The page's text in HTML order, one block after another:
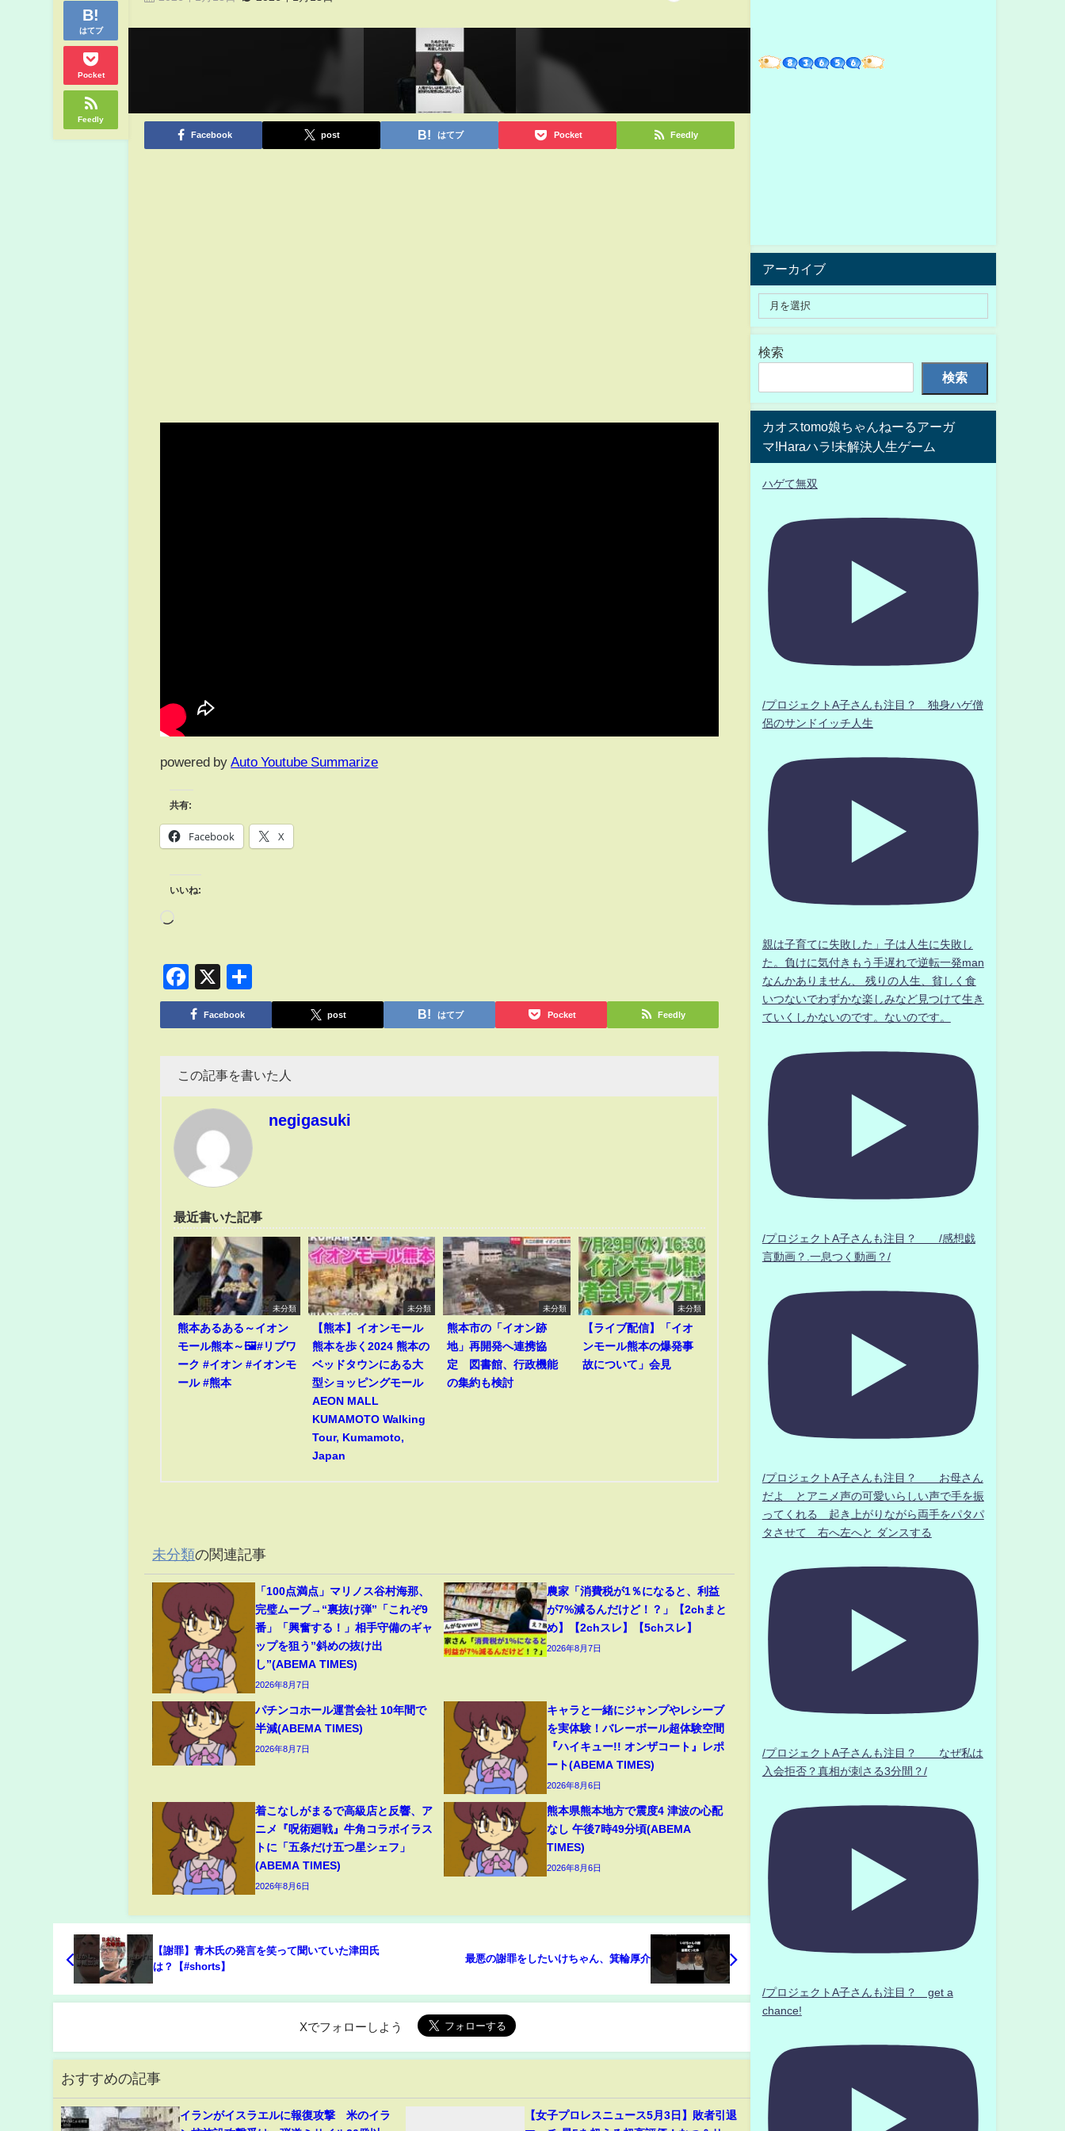
はてブ
Pocket
Feedly
Facebook post はてブ Pocket Feedly
powered by Auto Youtube Summarize
共有:
Facebook X
いいね:
Facebook
X
有
Facebook post はてブ Pocket Feedly
この記事を書いた人
negigasuki
最近書いた記事
未分類
熊本あるある～イオン
モール熊本～🖼️#リブワ
ーク #イオン #イオンモ
ール #熊本
未分類
【熊本】イオンモール
熊本を歩く2024 熊本の
ベッドタウンにある大
型ショッピングモール
AEON MALL
KUMAMOTO Walking
Tour, Kumamoto,
Japan
未分類
熊本市の「イオン跡
地」再開発へ連携協
定 図書館、行政機能
の集約も検討
未分類
【ライブ配信】「イオ
ンモール熊本の爆発事
故について」会見
未分類の関連記事
「100点満点」マリノス谷村海那、
完璧ムーブ→“裏抜け弾”「これぞ9
番」「興奮する！」相手守備のギャ
ップを狙う”斜めの抜け出
し”(ABEMA TIMES)
2026年8月7日
農家「消費税が1％になると、利益
が7%減るんだけど！？」【2chまと
め】【2chスレ】【5chスレ】
2026年8月7日
パチンコホール運営会社 10年間で
半減(ABEMA TIMES)
2026年8月7日
キャラと一緒にジャンプやレシーブ
を実体験！バレーボール超体験空間
『ハイキュー!! オンザコート』レポ
ート(ABEMA TIMES)
2026年8月6日
着こなしがまるで高級店と反響、ア
ニメ『呪術廻戦』牛角コラボイラス
トに「五条だけ五つ星シェフ」
(ABEMA TIMES)
2026年8月6日
熊本県熊本地方で震度4 津波の心配
なし 午後7時49分頃(ABEMA
TIMES)
2026年8月6日
【謝罪】青木氏の発言を笑って聞いていた津田氏
は？【#shorts】
最悪の謝罪をしたいけちゃん、箕輪厚介
Xでフォローしよう
おすすめの記事
イランがイスラエルに報復攻撃 米のイラ
【女子プロレスニュース5月3日】敗者引退
アーカイブ
検索
検索
カオスtomo娘ちゃんねーるアーガ
マ!Haraハラ!未解決人生ゲーム
ハゲて無双
/プロジェクトA子さんも注目？ 独身ハゲ僧
侶のサンドイッチ人生
親は子育てに失敗した」子は人生に失敗し
た。負けに気付きもう手遅れで逆転一発man
なんかありません、 残りの人生、貧しく食
いつないでわずかな楽しみなど見つけて生き
ていくしかないのです。ないのです。
/プロジェクトA子さんも注目？ /感想戯
言動画？.一息つく動画？/
/プロジェクトA子さんも注目？ お母さん
だよ とアニメ声の可愛いらしい声で手を振
ってくれる 起き上がりながら両手をパタパ
タさせて 右へ左へと ダンスする
/プロジェクトA子さんも注目？ なぜ私は
入会拒否？真相が刺さる3分間？/
/プロジェクトA子さんも注目？ get a
chance!